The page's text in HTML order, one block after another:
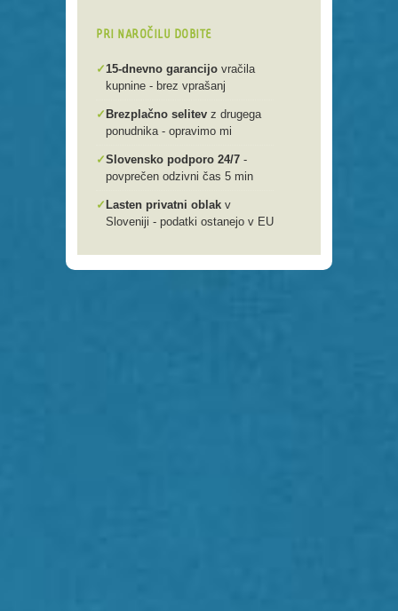
PRI NAROČILU DOBITE
✓15-dnevno garancijo vračila
kupnine - brez vprašanj
✓ Brezplačno selitev z drugega
ponudnika - opravimo mi
✓Slovensko podporo 24/7 -
povprečen odzivni čas 5 min
✓ Lasten privatni oblak v
Sloveniji - podatki ostanejo v EU